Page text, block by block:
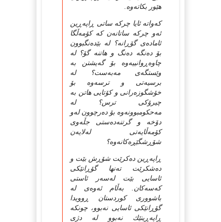
هێور بكاته‌وه.
كه‌واته ئایا چركه‌ ساتی ڕاپه‌ڕین
ئه‌و چركه ساتانه‌ن كه كۆمه‌ڵگا
ئاماده‌ی گۆڕانه؟ له بێده‌نگبوون
بۆ ده‌نگه‌ ده‌نگ و هاتنه گۆ؟ له
چاوه‌ڕوانییه‌وه بۆ گه‌یشتن به‌
وێستگه‌ی مه‌به‌ست؟ له
برسیه‌تی و ترسه‌وه بۆ
خۆشگوزه‌رانی و كۆتایی هاتن به
چیرۆكی ترس؟ له
مه‌حكومبوونه‌وه‌ بۆ ده‌رچوون له‌و
دۆخه‌ و گرتنه‌ده‌ستی جڵه‌وی
كۆمه‌ڵایه‌تی له‌لایه‌ن
شۆڕشگێڕه‌كانه‌وه؟
ڕاپه‌ڕین ده‌كرێت شۆڕش بێت و
ده‌شكرێت ته‌نها گۆڕانێكی
ئاسایی بێت له‌سه‌ر ئاستی
كه‌سه‌كان. به‌ڵام ئه‌وه‌ی له
باشووری كوردستان ڕوویدا
گۆڕانێكی ئاسایی نه‌بوو، چونكه
ڕاپه‌ڕینێك نه‌بوو له دژی